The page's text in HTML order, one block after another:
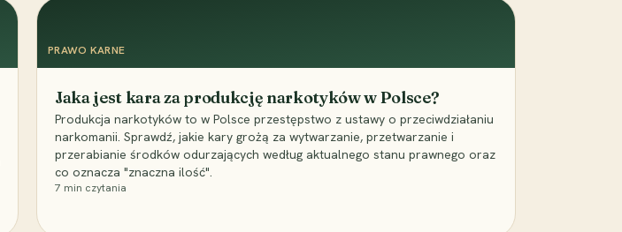
PRAWO KARNE
Jaka jest kara za produkcję narkotyków w Polsce?
Produkcja narkotyków to w Polsce przestępstwo z ustawy o przeciwdziałaniu
narkomanii. Sprawdź, jakie kary grożą za wytwarzanie, przetwarzanie i
przerabianie środków odurzających według aktualnego stanu prawnego oraz
co oznacza "znaczna ilość".
7 min czytania